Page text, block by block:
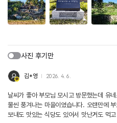
사진 후기만
김*영 2026. 4. 6.
날씨가 좋아 부모님 모시고 방문했는데 유
물씬 풍겨나는 마을이였습니다. 오랜만에
보내도 맛있는 식당도 있어서 맛난거도 먹